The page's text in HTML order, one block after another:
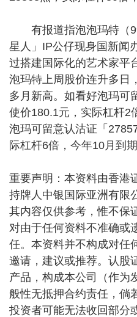
有报道指泡泡玛特（
星人」IP公仔现身国新闻
过搭建国际化的艺术家平
泡玛特上周股价连升多日
多月新高。如看好泡玛可
使价180.1元，实际杠杆2
泡玛可留意认沽证「
际杠杆6倍，今年10月到期
重要声明：本资料由香港
持牌人中银国际亚洲有限
其内容仅供参考，惟不保
对由于任何资料不准确或
任。本资料并不构成对任
邀请，建议或推荐。认股
产品，构成本公司（作为
般性无抵押合约责任，倘
投资者可能无法收回部分